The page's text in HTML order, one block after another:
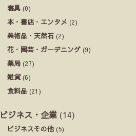
寝具 (0)
本・書店・エンタメ (2)
美術品・天然石 (2)
花・園芸・ガーデニング (9)
薬局 (27)
雑貨(6)
食料品 (21)
ビジネス・企業 (14)
ビジネスその他 (5)